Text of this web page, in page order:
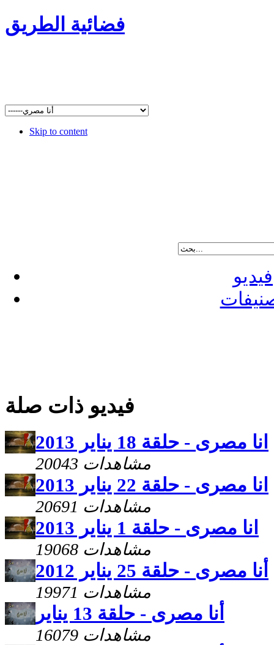
فضائية الطريق
Skip to content
فيديو
فيديو ذات صلة
انا مصرى - حلقة 18 يناير 2013
20043 مشاهدات
انا مصرى - حلقة 22 يناير 2013
20691 مشاهدات
انا مصرى - حلقة 1 يناير 2013
19068 مشاهدات
أنا مصرى - حلقة 25 يناير 2012
19971 مشاهدات
أنا مصرى - حلقة 13 يناير
16079 مشاهدات